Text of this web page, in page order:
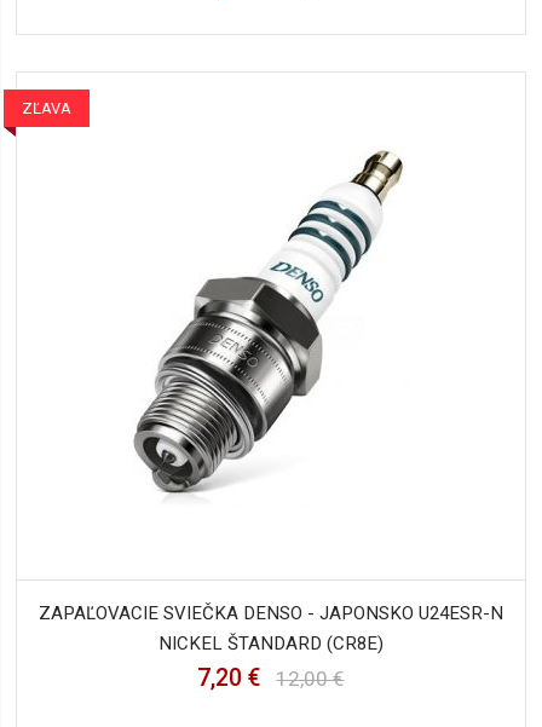
ZĽAVA
ZAPAĽOVACIE SVIEČKA DENSO - JAPONSKO U24ESR-N
NICKEL ŠTANDARD (CR8E)
7,20 € 12,00 €